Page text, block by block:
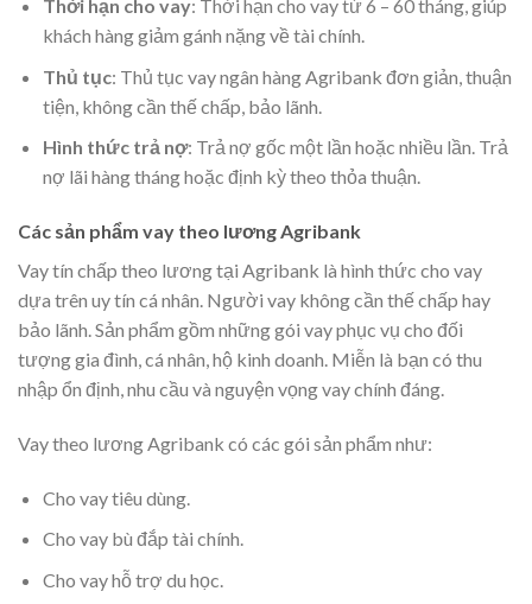
Thời hạn cho vay: Thời hạn cho vay từ 6 – 60 tháng, giúp
khách hàng giảm gánh nặng về tài chính.
Thủ tục: Thủ tục vay ngân hàng Agribank đơn giản, thuận
tiện, không cần thế chấp, bảo lãnh.
Hình thức trả nợ: Trả nợ gốc một lần hoặc nhiều lần. Trả
nợ lãi hàng tháng hoặc định kỳ theo thỏa thuận.
Các sản phẩm vay theo lương Agribank
Vay tín chấp theo lương tại Agribank là hình thức cho vay
dựa trên uy tín cá nhân. Người vay không cần thế chấp hay
bảo lãnh. Sản phẩm gồm những gói vay phục vụ cho đối
tượng gia đình, cá nhân, hộ kinh doanh. Miễn là bạn có thu
nhập ổn định, nhu cầu và nguyện vọng vay chính đáng.
Vay theo lương Agribank có các gói sản phẩm như:
Cho vay tiêu dùng.
Cho vay bù đắp tài chính.
Cho vay hỗ trợ du học.